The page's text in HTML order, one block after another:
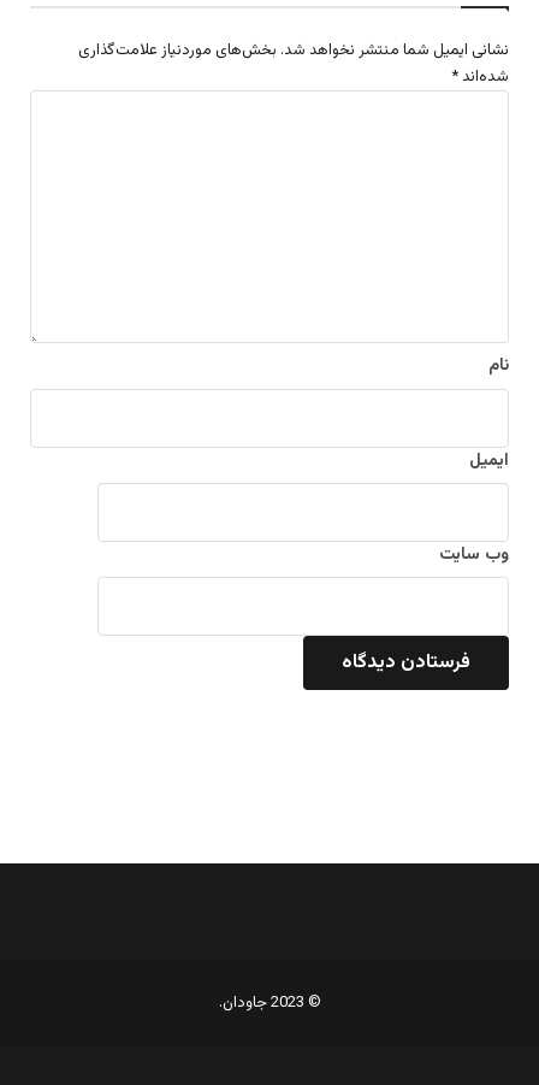
نشانی ایمیل شما منتشر نخواهد شد. بخش‌های موردنیاز علامت‌گذاری
شده‌اند *
نام
ایمیل
وب‌ سایت
© 2023 جاودان.